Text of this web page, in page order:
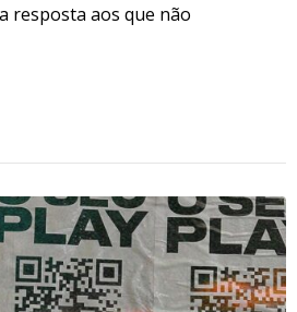
resposta aos que não